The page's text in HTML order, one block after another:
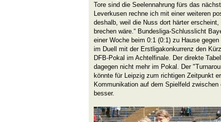
Tore sind die Seelennahrung fürs das
Leverkusen rechne ich mit einer weiteren
deshalb, weil die Nuss dort härter
brechen wäre.“ Bundesliga-Schlusslicht
einer Woche beim 0:1 (0:1) zu Hause
im Duell mit der Erstligakonkurrenz den
DFB-Pokal im Achtelfinale. Der direkte
dagegen nicht mehr im Pokal. Der
könnte für Leipzig zum richtigen Zeitpunkt
Kommunikation auf dem Spielfeld
besser.